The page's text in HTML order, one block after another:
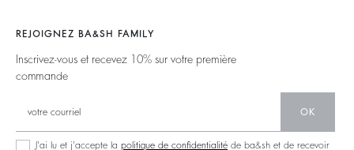
Chandails & Cardigans
Dos Nus
Denim
Circularité
Nos Magasins
Talents
Nouvelle Collection
REJOIGNEZ BA&SH FAMILY
Inscrivez-vous et recevez 10% sur votre première
commande
OK
J'ai lu et j'accepte la politique de confidentialité de ba&sh et de recevoir